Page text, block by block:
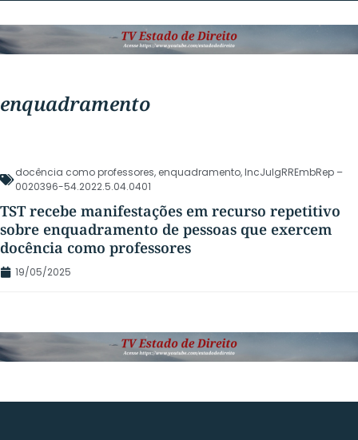
enquadramento
docência como professores, enquadramento,IncJulgRREmbRep –
0020396-54.2022.5.04.0401
TST recebe manifestações em recurso repetitivo
sobre enquadramento de pessoas que exercem
docência como professores
19/05/2025